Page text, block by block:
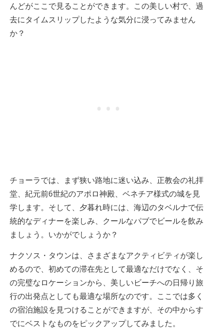
んどがここで見ることができます。この美しい村で、過
去にタイムスリップしたような気分に浸ってみません
か？
チョーラでは、まず狭い路地に迷い込み、正教会の礼拝
堂、紀元前6世紀のアポロ神殿、ベネチア様式の城を見
学します。そして、夕暮れ時には、海辺のタベルナで伝
統的なディナーを楽しみ、クールなパブでビールを飲み
ましょう。いかがでしょうか？
ナクソス・タウンは、さまざまなアクティビティが楽し
めるので、初めての滞在先として最適なだけでなく、そ
の完璧なロケーションから、美しいビーチへの日帰り旅
行の出発点としても最適な場所なのです。ここでは多く
の宿泊施設を見つけることができますが、その中からす
でにベストなものをピックアップしてみました。